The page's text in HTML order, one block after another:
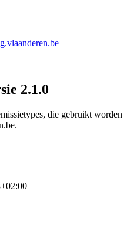
2.1.0
die gebruikt worden